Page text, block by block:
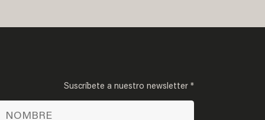
Suscríbete a nuestro newsletter *